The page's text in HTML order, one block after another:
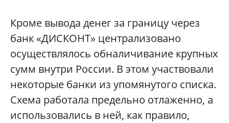
Кроме вывода денег за границу через
банк «ДИСКОНТ» централизовано
осуществлялось обналичивание крупных
сумм внутри России. В этом участвовали
некоторые банки из упомянутого списка.
Схема работала предельно отлаженно, а
использовались в ней, как правило,